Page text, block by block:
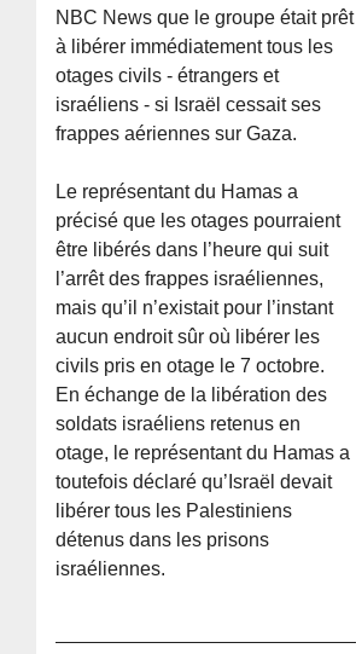
NBC News que le groupe était prêt
à libérer immédiatement tous les
otages civils - étrangers et
israéliens - si Israël cessait ses
frappes aériennes sur Gaza.
Le représentant du Hamas a
précisé que les otages pourraient
être libérés dans l’heure qui suit
l’arrêt des frappes israéliennes,
mais qu’il n’existait pour l’instant
aucun endroit sûr où libérer les
civils pris en otage le 7 octobre.
En échange de la libération des
soldats israéliens retenus en
otage, le représentant du Hamas a
toutefois déclaré qu’Israël devait
libérer tous les Palestiniens
détenus dans les prisons
israéliennes.